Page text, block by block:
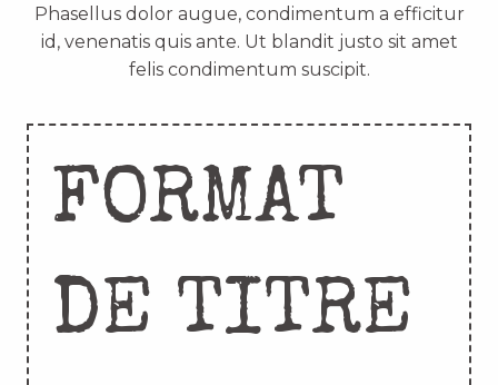
Phasellus dolor augue, condimentum a efficitur
id, venenatis quis ante. Ut blandit justo sit amet
felis condimentum suscipit.
FORMAT
DE TITRE